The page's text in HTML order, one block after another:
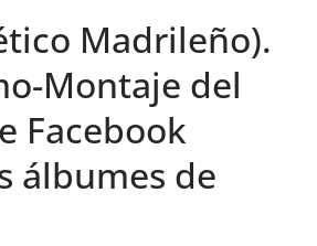
Madrileño).
Montaje del
Facebook
álbumes de